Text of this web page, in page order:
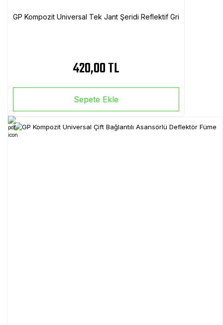
GP Kompozit Universal Tek Jant Şeridi Reflektif Gri
420,00 TL
Sepete Ekle